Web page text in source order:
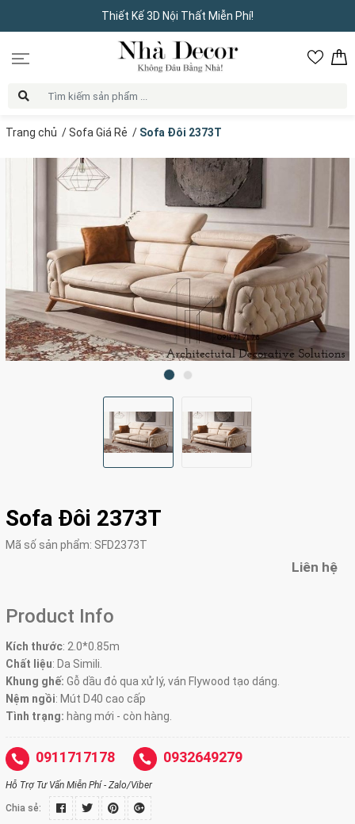
Thiết Kế 3D Nội Thất Miễn Phí!
Trang chủ /Sofa Giá Rẻ / Sofa Đôi 2373T
Sofa Đôi 2373T
Mã số sản phẩm: SFD2373T
Liên hệ
Product Info
Kích thước: 2.0*0.85m
Chất liệu: Da Simili.
Khung ghế: Gỗ dầu đỏ qua xử lý, ván Flywood tạo dáng.
Nệm ngồi: Mút D40 cao cấp
Tình trạng: hàng mới - còn hàng.
0911717178 0932649279
Hỗ Trợ Tư Vấn Miễn Phí - Zalo/Viber
Chia sẻ: